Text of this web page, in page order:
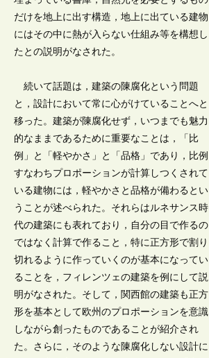
だけを地上に出す構造，地上に出ている建物
にはその中に熱が入らない仕組み等を構想し
たとの説明がなされた。
続いて話題は，建築の陳腐化という問題
と，設計において常に心がけていることへと
移った。建築が陳腐化せず，いつまでも魅力
的なままであるために重要なことは，「比
例」と「軽やかさ」と「品格」であり，比例
すなわちプロポーションが計算しつくされて
いる建物には，軽やかさと品格が備わるとい
うことが述べられた。それらはルネサンス時
代の建築にも表れており，自分の目で作るの
ではなく計算で作ること，特に正方形で割り
切れるように作っていくのが基本になってい
ることを，フィレンツェの建築を例にして説
明がなされた。そして，関西館の建築も正方
形を基本として欧州のプロポーションを意識
しながら創ったものであることが紹介され
た。さらに，そのような陳腐化しない設計に